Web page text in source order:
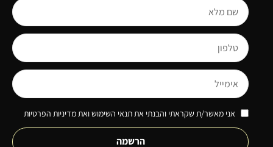
אני מאשר/ת שקראתי והבנתי את תנאי השימוש ואת מדיניות הפרטיות
הרשמה